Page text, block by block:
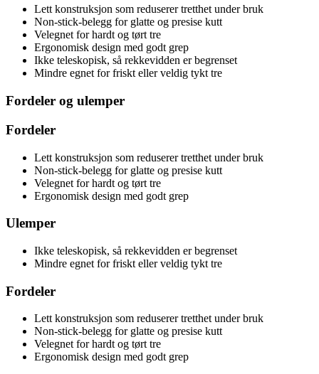
Lett konstruksjon som reduserer tretthet under bruk
Non-stick-belegg for glatte og presise kutt
Velegnet for hardt og tørt tre
Ergonomisk design med godt grep
Ikke teleskopisk, så rekkevidden er begrenset
Mindre egnet for friskt eller veldig tykt tre
Fordeler og ulemper
Fordeler
Lett konstruksjon som reduserer tretthet under bruk
Non-stick-belegg for glatte og presise kutt
Velegnet for hardt og tørt tre
Ergonomisk design med godt grep
Ulemper
Ikke teleskopisk, så rekkevidden er begrenset
Mindre egnet for friskt eller veldig tykt tre
Fordeler
Lett konstruksjon som reduserer tretthet under bruk
Non-stick-belegg for glatte og presise kutt
Velegnet for hardt og tørt tre
Ergonomisk design med godt grep